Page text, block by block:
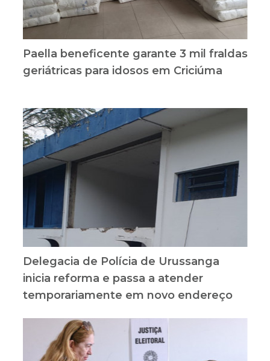
Paella beneficente garante 3 mil fraldas
geriátricas para idosos em Criciúma
Delegacia de Polícia de Urussanga
inicia reforma e passa a atender
temporariamente em novo endereço